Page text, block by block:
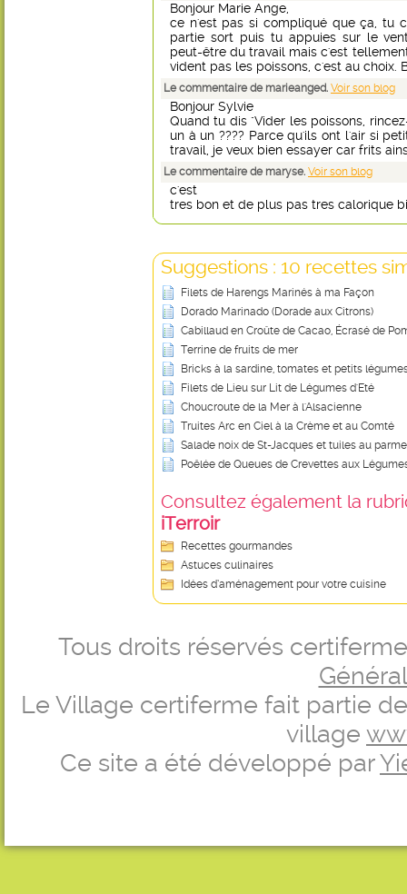
Bonjour Marie Ange,
ce n'est pas si compliqué que ça, tu
partie sort puis tu appuies sur le
peut-être du travail mais c'est
vident pas les poissons, c'est au choix.
Le commentaire de marieanged. Voir son blog
Bonjour Sylvie
Quand tu dis "Vider les poissons,
un à un ???? Parce qu'ils ont l'air si
travail, je veux bien essayer car frits
Le commentaire de maryse. Voir son blog
c'est
tres bon et de plus pas tres calorique
Suggestions : 10 recettes
Filets de Harengs Marinés à ma Façon
Dorado Marinado (Dorade aux Citrons)
Cabillaud en Croûte de Cacao, Écrasé de
Terrine de fruits de mer
Bricks à la sardine, tomates et petits
Filets de Lieu sur Lit de Légumes d'Eté
Choucroute de la Mer à l'Alsacienne
Truites Arc en Ciel à la Crème et au Comté
Salade noix de St-Jacques et tuiles au
Poêlée de Queues de Crevettes aux
Consultez également la
iTerroir
Recettes gourmandes
Astuces culinaires
Idées d’aménagement pour votre cuisine
Tous droits réservés
Le Village certiferme fait partie
village
Ce site a été développé par